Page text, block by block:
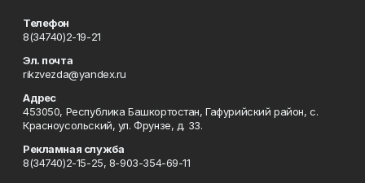
Телефон
8(34740)2-19-21
Эл. почта
rikzvezda@yandex.ru
Адрес
453050, Республика Башкортостан, Гафурийский район, с.
Красноусольский, ул. Фрунзе, д. 33.
Рекламная служба
8(34740)2-15-25, 8-903-354-69-11